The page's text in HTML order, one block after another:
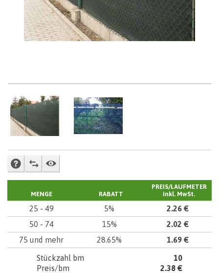
FRAGE NACH VERKÄUFER
ZUM VERGLEICHEN ZUSETZEN
MENGE RABATT
PREIS/LAUFMETER
inkl. MwSt.
25 - 49 5%
2.26 €
50 - 74
15%
2.02 €
75 und mehr
28.65% 1.69 €
Stückzahl bm
10
Preis/bm
2.38 €